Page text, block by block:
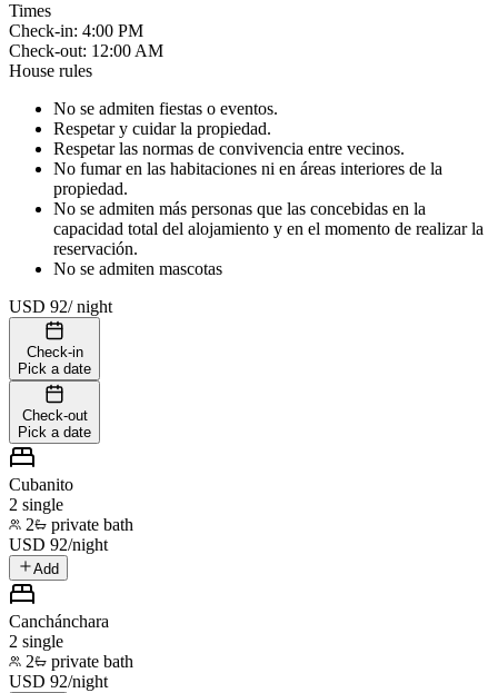
Times
Check-in: 4:00 PM
Check-out: 12:00 AM
House rules
No se admiten fiestas o eventos.
Respetar y cuidar la propiedad.
Respetar las normas de convivencia entre vecinos.
No fumar en las habitaciones ni en áreas interiores de la
propiedad.
No se admiten más personas que las concebidas en la
capacidad total del alojamiento y en el momento de realizar la
reservación.
No se admiten mascotas
USD 92/night
Check-in
Pick a date
Check-out
Pick a date
Cubanito
2 single
2
private bath
USD 92/night
Add
Canchánchara
2 single
2
private bath
USD 92/night